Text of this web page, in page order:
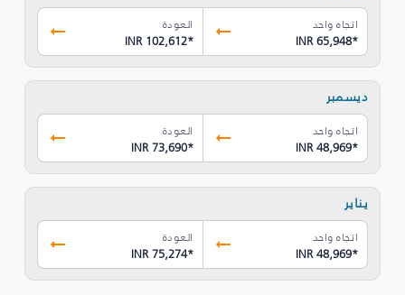
اتجاه واحد
INR 65,948*
العودة
INR 102,612*
ديسمبر
اتجاه واحد
INR 48,969*
العودة
INR 73,690*
يناير
اتجاه واحد
INR 48,969*
العودة
INR 75,274*